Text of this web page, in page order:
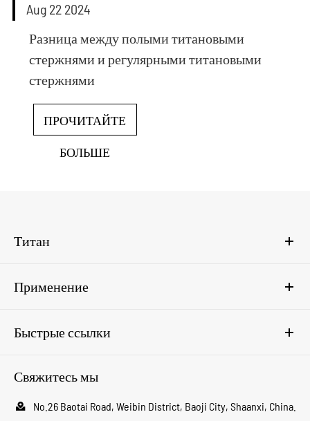
Aug 22 2024
Разница между полыми титановыми
стержнями и регулярными титановыми
стержнями
ПРОЧИТАЙТЕ
БОЛЬШЕ
Титан
Применение
Быстрые ссылки
Свяжитесь мы
 No.26 Baotai Road, Weibin District, Baoji City, Shaanxi, China.